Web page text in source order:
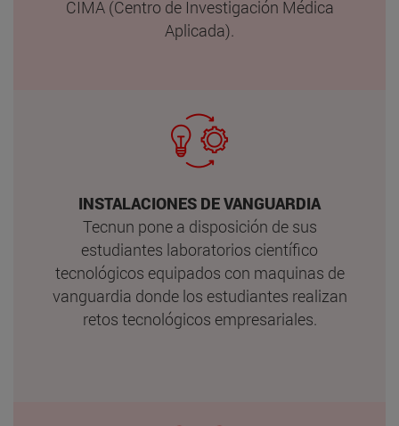
CIMA (Centro de Investigación Médica
Aplicada).
INSTALACIONES DE VANGUARDIA
Tecnun pone a disposición de sus
estudiantes laboratorios científico
tecnológicos equipados con maquinas de
vanguardia donde los estudiantes realizan
retos tecnológicos empresariales.